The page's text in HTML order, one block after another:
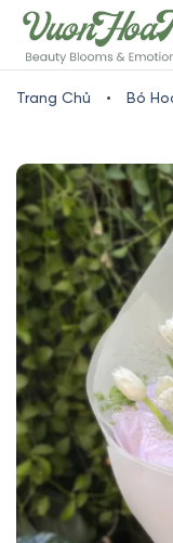
www.vuonhoatuoi.vn
Trang Chủ • Bó